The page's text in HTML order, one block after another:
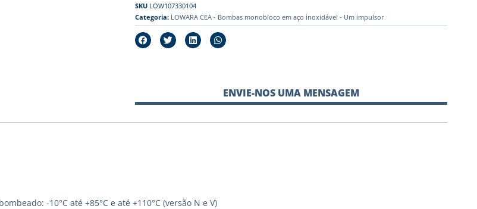
SKU LOW107330104
Categoria: LOWARA CEA - Bombas monobloco em aço inoxidável - Um impulsor
ENVIE-NOS UMA MENSAGEM
-10°C até +85°C e até +110°C (versão N e V)